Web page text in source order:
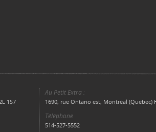
1S7
Au Petit Extra :
1690, rue Ontario est, Montréal (Québec)
Téléphone
514-527-5552